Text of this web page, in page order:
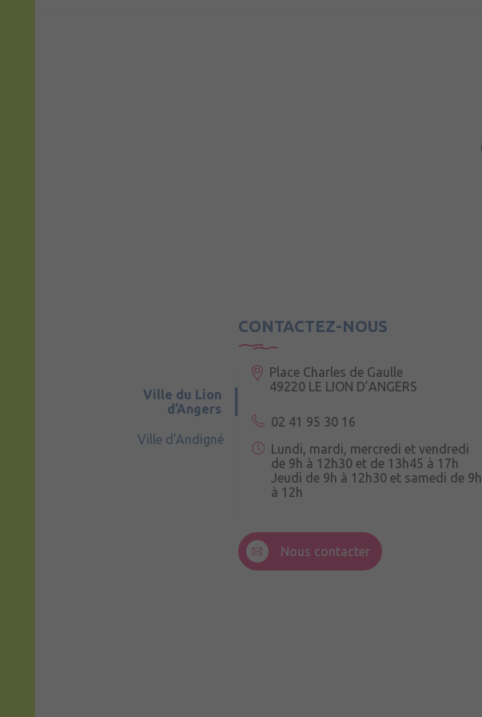
CONTACTEZ-NOUS
Ville du Lion
d’Angers
Ville d'Andigné
Place Charles de Gaulle
49220 LE LION D’ANGERS
02 41 95 30 16
Lundi, mardi, mercredi et vendredi
de 9h à 12h30 et de 13h45 à 17h
Jeudi de 9h à 12h30 et samedi de 9h
à 12h
Nous contacter